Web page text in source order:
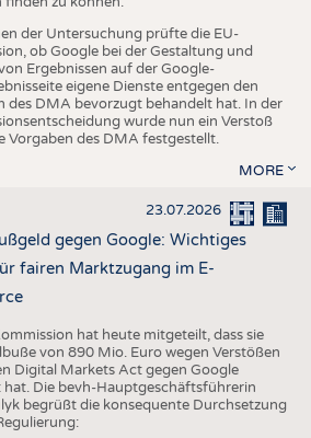
der Untersuchung prüfte die EU-
ob Google bei der Gestaltung und
Ergebnissen auf der Google-
eigene Dienste entgegen den
des DMA bevorzugt behandelt hat. In der
wurde nun ein Verstoß
Vorgaben des DMA festgestellt.
MORE
23.07.2026
gegen Google: Wichtiges
fairen Marktzugang im E-
hat heute mitgeteilt, dass sie
von 890 Mio. Euro wegen Verstößen
Digital Markets Act gegen Google
hat. Die bevh-Hauptgeschäftsführerin
begrüßt die konsequente Durchsetzung